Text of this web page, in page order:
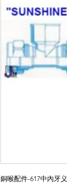
銅喉配件-617中內牙义